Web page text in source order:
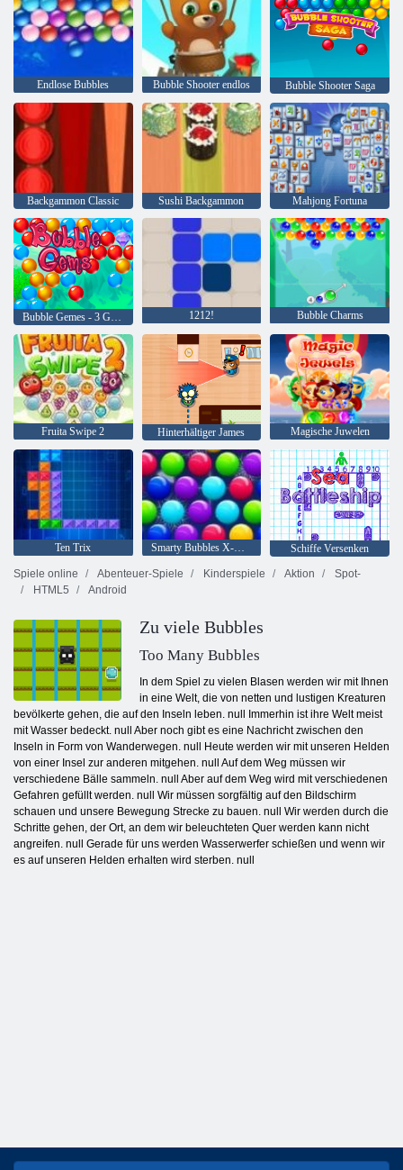
Endlose Bubbles Bubble Shooter endlos Bubble Shooter Saga
Backgammon Classic Sushi Backgammon Mahjong Fortuna
1212! Bubble Charms
Fruita Swipe 2 Hinterhältiger James Magische Juwelen
Ten Trix Smarty Bubbles X-Mas
Schiffe Versenken
Spiele online
Abenteuer-Spiele Kinderspiele Aktion
Spot-
HTML5
Android
Zu viele Bubbles
Too Many Bubbles
In dem Spiel zu vielen Blasen werden wir mit Ihnen
in eine Welt, die von netten und lustigen Kreaturen
bevölkerte gehen, die auf den Inseln leben. null Immerhin ist ihre Welt meist
mit Wasser bedeckt. null Aber noch gibt es eine Nachricht zwischen den
Inseln in Form von Wanderwegen. null Heute werden wir mit unseren Helden
von einer Insel zur anderen mitgehen. null Auf dem Weg müssen wir
verschiedene Bälle sammeln. null Aber auf dem Weg wird mit verschiedenen
Gefahren gefüllt werden. null Wir müssen sorgfältig auf den Bildschirm
schauen und unsere Bewegung Strecke zu bauen. null Wir werden durch die
Schritte gehen, der Ort, an dem wir beleuchteten Quer werden kann nicht
angreifen. null Gerade für uns werden Wasserwerfer schießen und wenn wir
es auf unseren Helden erhalten wird sterben. null